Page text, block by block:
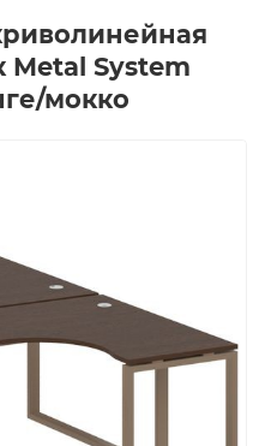
System
мокко